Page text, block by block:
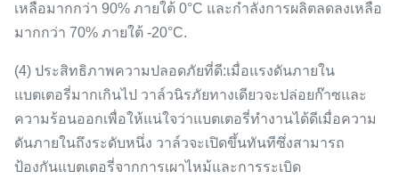
เหลือมากกว่า 90% ภายใต้ 0°C และกำลังการผลิตลดลงเหลือ
มากกว่า 70% ภายใต้ -20°C.
(4) ประสิทธิภาพความปลอดภัยที่ดี:เมื่อแรงดันภายใน
แบตเตอรี่มากเกินไป วาล์วนิรภัยทางเดียวจะปล่อยก๊าซและ
ความร้อนออกเพื่อให้แน่ใจว่าแบตเตอรี่ทำงานได้ดีเมื่อความ
ดันภายในถึงระดับหนึ่ง วาล์วจะเปิดขึ้นทันทีซึ่งสามารถ
ป้องกันแบตเตอรี่จากการเผาไหม้และการระเบิด